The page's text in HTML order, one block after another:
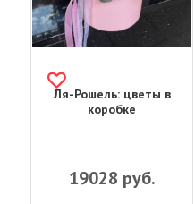
Ля-Рошель: цветы в
коробке
19028 руб.